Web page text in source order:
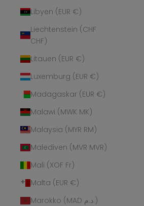
Libyen (EUR €)
Liechtenstein (CHF
CHF)
Litauen (EUR €)
Luxemburg (EUR €)
Madagaskar (EUR €)
Malawi (MWK MK)
Malaysia (MYR RM)
Malediven (MVR MVR)
Mali (XOF Fr)
Malta (EUR €)
Marokko (MAD د.م.)